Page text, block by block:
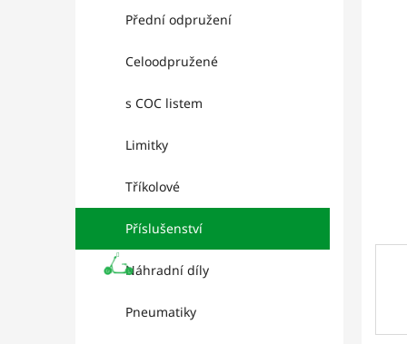
Přední odpružení
Celoodpružené
s COC listem
Limitky
Tříkolové
Příslušenství
Náhradní díly
Pneumatiky